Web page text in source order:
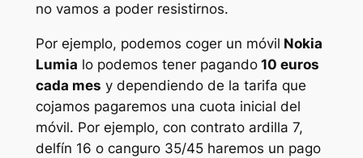
no vamos a poder resistirnos.
Por ejemplo, podemos coger un móvil Nokia
Lumia lo podemos tener pagando10 euros
cada mes y dependiendo de la tarifa que
cojamos pagaremos una cuota inicial del
móvil. Por ejemplo, con contrato ardilla 7,
delfín 16 o canguro 35/45 haremos un pago